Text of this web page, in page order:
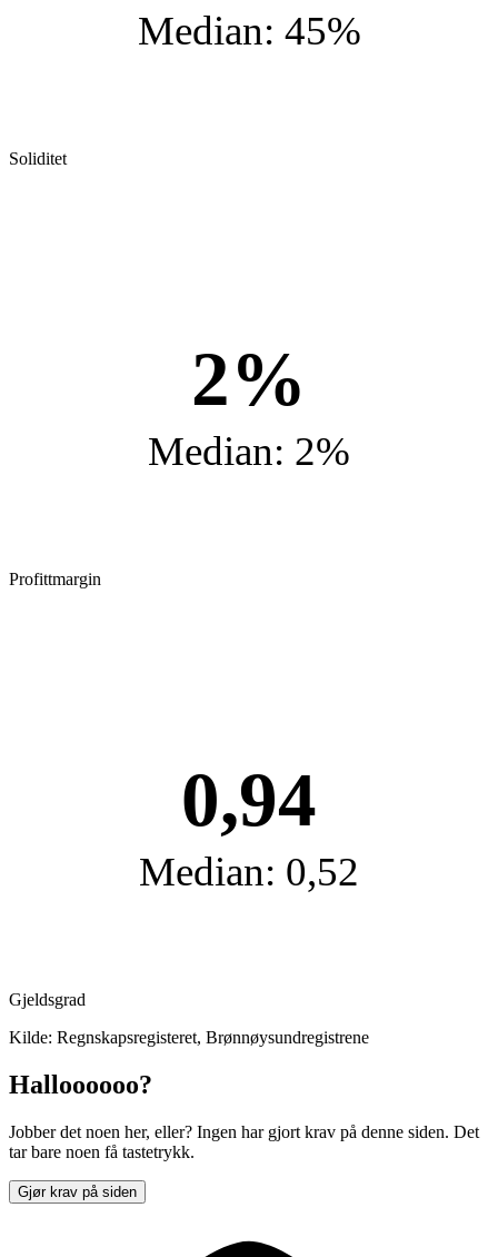
Median: 45%
Soliditet
2%
Median: 2%
Profittmargin
0,94
Median: 0,52
Gjeldsgrad
Kilde: Regnskapsregisteret, Brønnøysundregistrene
Halloooooo?
Jobber det noen her, eller? Ingen har gjort krav på denne siden. Det
tar bare noen få tastetrykk.
Gjør krav på siden